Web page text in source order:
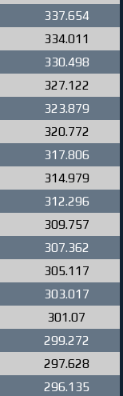
337.654
334.011
330.498
327.122
323.879
320.772
317.806
314.979
312.296
309.757
307.362
305.117
303.017
301.07
299.272
297.628
296.135